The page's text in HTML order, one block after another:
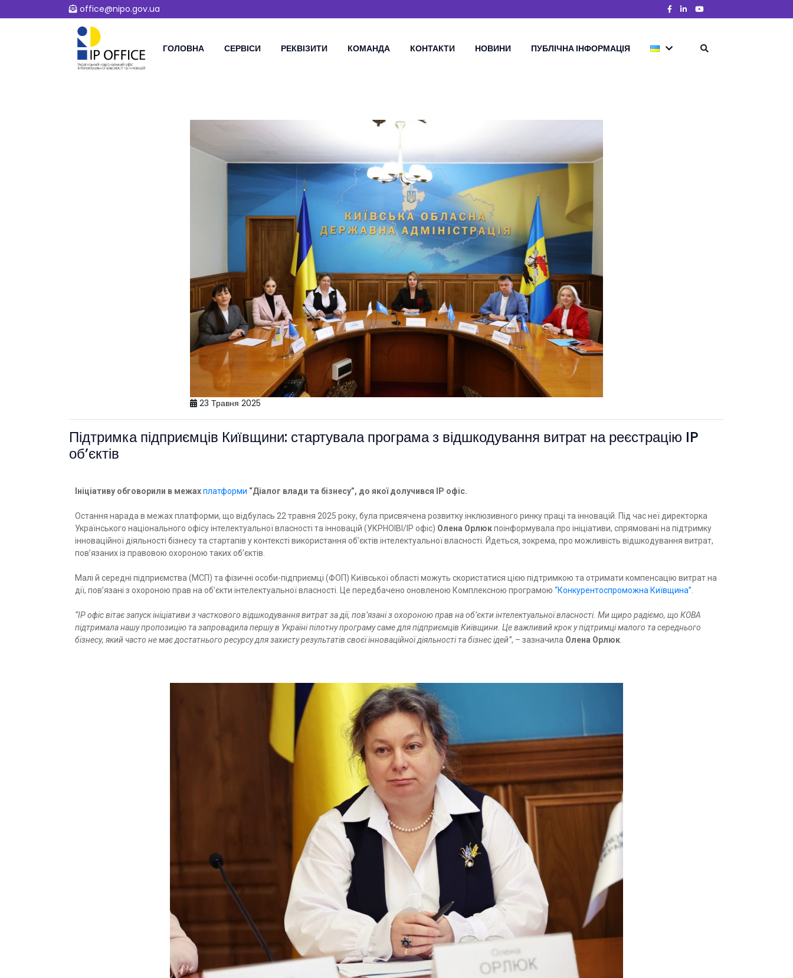
office@nipo.gov.ua
ГОЛОВНА СЕРВІСИ РЕКВІЗИТИ КОМАНДА КОНТАКТИ НОВИНИ ПУБЛІЧНА ІНФОРМАЦІЯ
23 Травня 2025
Підтримка підприємців Київщини: стартувала програма з відшкодування витрат на реєстрацію IP
об’єктів
Ініціативу обговорили в межахплатформи “Діалог влади та бізнесу”, до якої долучився IP офіс.
Остання нарада в межах платформи, що відбулась 22 травня 2025 року, була присвячена розвитку інклюзивного ринку праці та інновацій. Під час неї директорка
Українського національного офісу інтелектуальної власності та інновацій (УКРНОІВІ/IP офіс) Олена Орлюкпоінформувала про ініціативи, спрямовані на підтримку
інноваційної діяльності бізнесу та стартапів у контексті використання об’єктів інтелектуальної власності. Йдеться, зокрема, про можливість відшкодування витрат,
пов’язаних із правовою охороною таких об’єктів.
Малі й середні підприємства (МСП) та фізичні особи-підприємці (ФОП) Київської області можуть скористатися цією підтримкою та отримати компенсацію витрат на
дії, пов’язані з охороною прав на об’єкти інтелектуальної власності. Це передбачено оновленою Комплексною програмою “Конкурентоспроможна Київщина”.
“IP офіс вітає запуск ініціативи з часткового відшкодування витрат за дії, пов’язані з охороною прав на об’єкти інтелектуальної власності. Ми щиро радіємо, що КОВА
підтримала нашу пропозицію та запровадила першу в Україні пілотну програму саме для підприємців Київщини. Це важливий крок у підтримці малого та середнього
бізнесу, який часто не має достатнього ресурсу для захисту результатів своєї інноваційної діяльності та бізнес ідей”, – зазначила Олена Орлюк.